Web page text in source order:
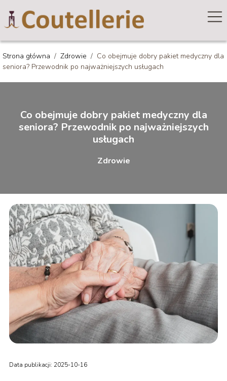
Strona główna / Zdrowie / Co obejmuje dobry pakiet medyczny dla
seniora? Przewodnik po najważniejszych usługach
Co obejmuje dobry pakiet medyczny dla
seniora? Przewodnik po najważniejszych
usługach
Zdrowie
Data publikacji: 2025-10-16